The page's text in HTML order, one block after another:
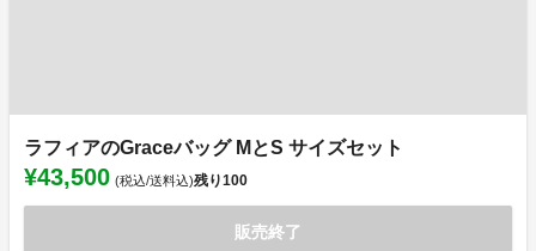
ラフィアのGraceバッグ MとS サイズセット
¥43,500 (税込/送料込)残り100
販売終了